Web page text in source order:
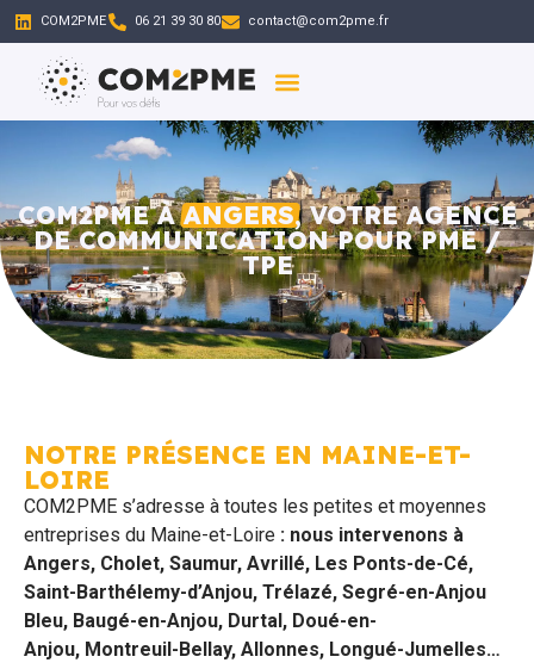
COM2PME 06 21 39 30 80 contact@com2pme.fr
COM2PME ÀANGERS,VOTRE AGENCE
DE COMMUNICATION POUR PME /
TPE
NOTRE PRÉSENCE EN MAINE-ET-
LOIRE
COM2PME s’adresse à toutes les petites et moyennes
entreprises du Maine-et-Loire : nous intervenons à
Angers, Cholet, Saumur, Avrillé, Les Ponts-de-Cé,
Saint-Barthélemy-d’Anjou, Trélazé, Segré-en-Anjou
Bleu, Baugé-en-Anjou, Durtal, Doué-en-
Anjou, Montreuil-Bellay, Allonnes, Longué-Jumelles…